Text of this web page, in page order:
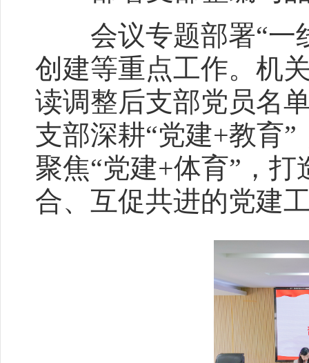
会议专题部署“一
创建等重点工作。机
读调整后支部党员名
支部深耕“党建+教育
聚焦“党建+体育”，
合、互促共进的党建